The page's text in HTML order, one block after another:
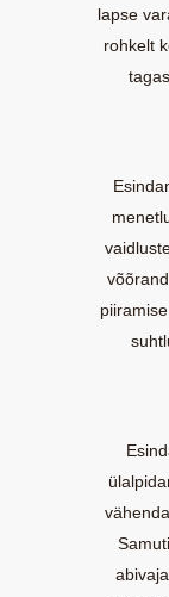
lapse
rohkelt